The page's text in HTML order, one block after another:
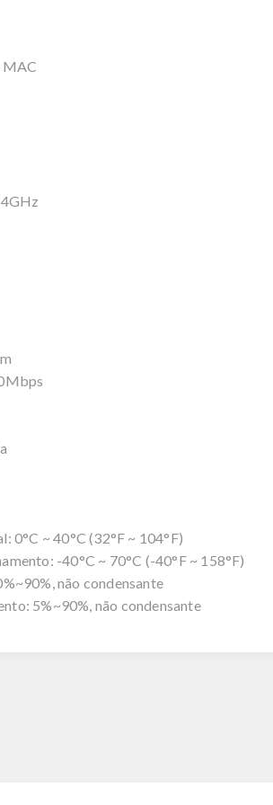
MAC
0°C ~ 40°C (32°F ~ 104°F)
-40°C ~ 70°C (-40°F ~ 158°F)
não condensante
5%~90%, não condensante